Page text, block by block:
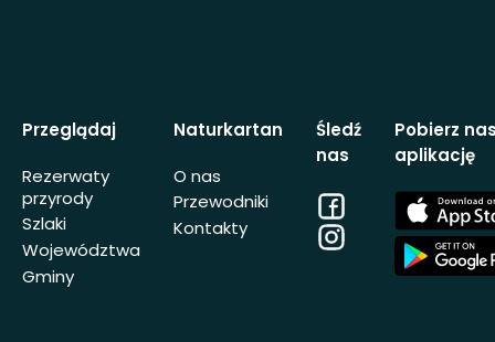
Przeglądaj
Rezerwaty
przyrody
Szlaki
Województwa
Gminy
Naturkartan
O nas
Przewodniki
Kontakty
Śledź
nas
Facebook
Instagram
Pobierz
aplikację
App
Store
App
Store